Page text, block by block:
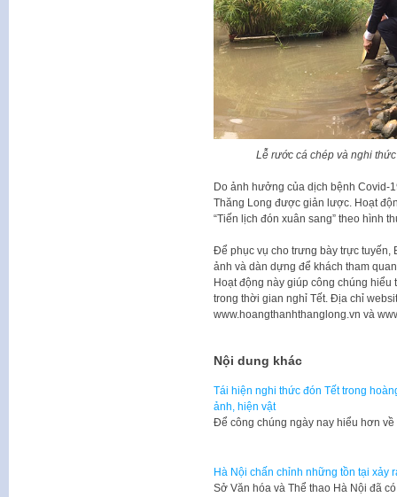
Lễ rước cá chép và nghi
Do ảnh hưởng của dịch bệnh Covid-
Thăng Long được giản lược. Hoạt
“Tiến lịch đón xuân sang” theo hình
Để phục vụ cho trưng bày trực tuyến,
ảnh và dàn dựng để khách tham
Hoạt động này giúp công chúng hiểu
trong thời gian nghỉ Tết. Địa chỉ
www.hoangthanhthanglong.vn và
Nội dung khác
Tái hiện nghi thức đón Tết trong
ảnh, hiện vật
Để công chúng ngày nay hiểu hơn
Hà Nội chấn chỉnh những tồn tại xảy
Sở Văn hóa và Thể thao Hà Nội đã